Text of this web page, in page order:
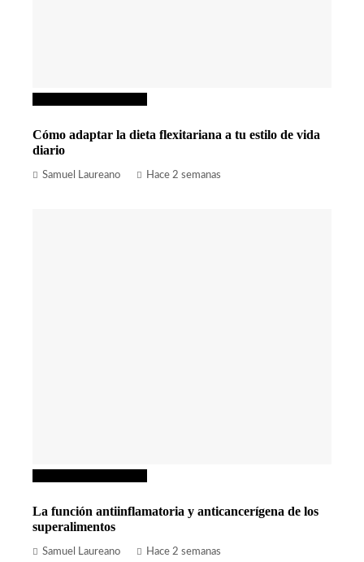
Cómo adaptar la dieta flexitariana a tu estilo de vida
diario
Samuel Laureano Hace 2 semanas
La función antiinflamatoria y anticancerígena de los
superalimentos
Samuel Laureano Hace 2 semanas